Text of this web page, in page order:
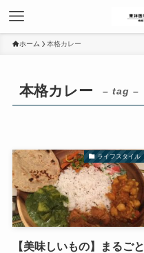
ホーム 本格カレー
本格カレー – tag –
ライフスタイル
【美味しいもの】まるごと